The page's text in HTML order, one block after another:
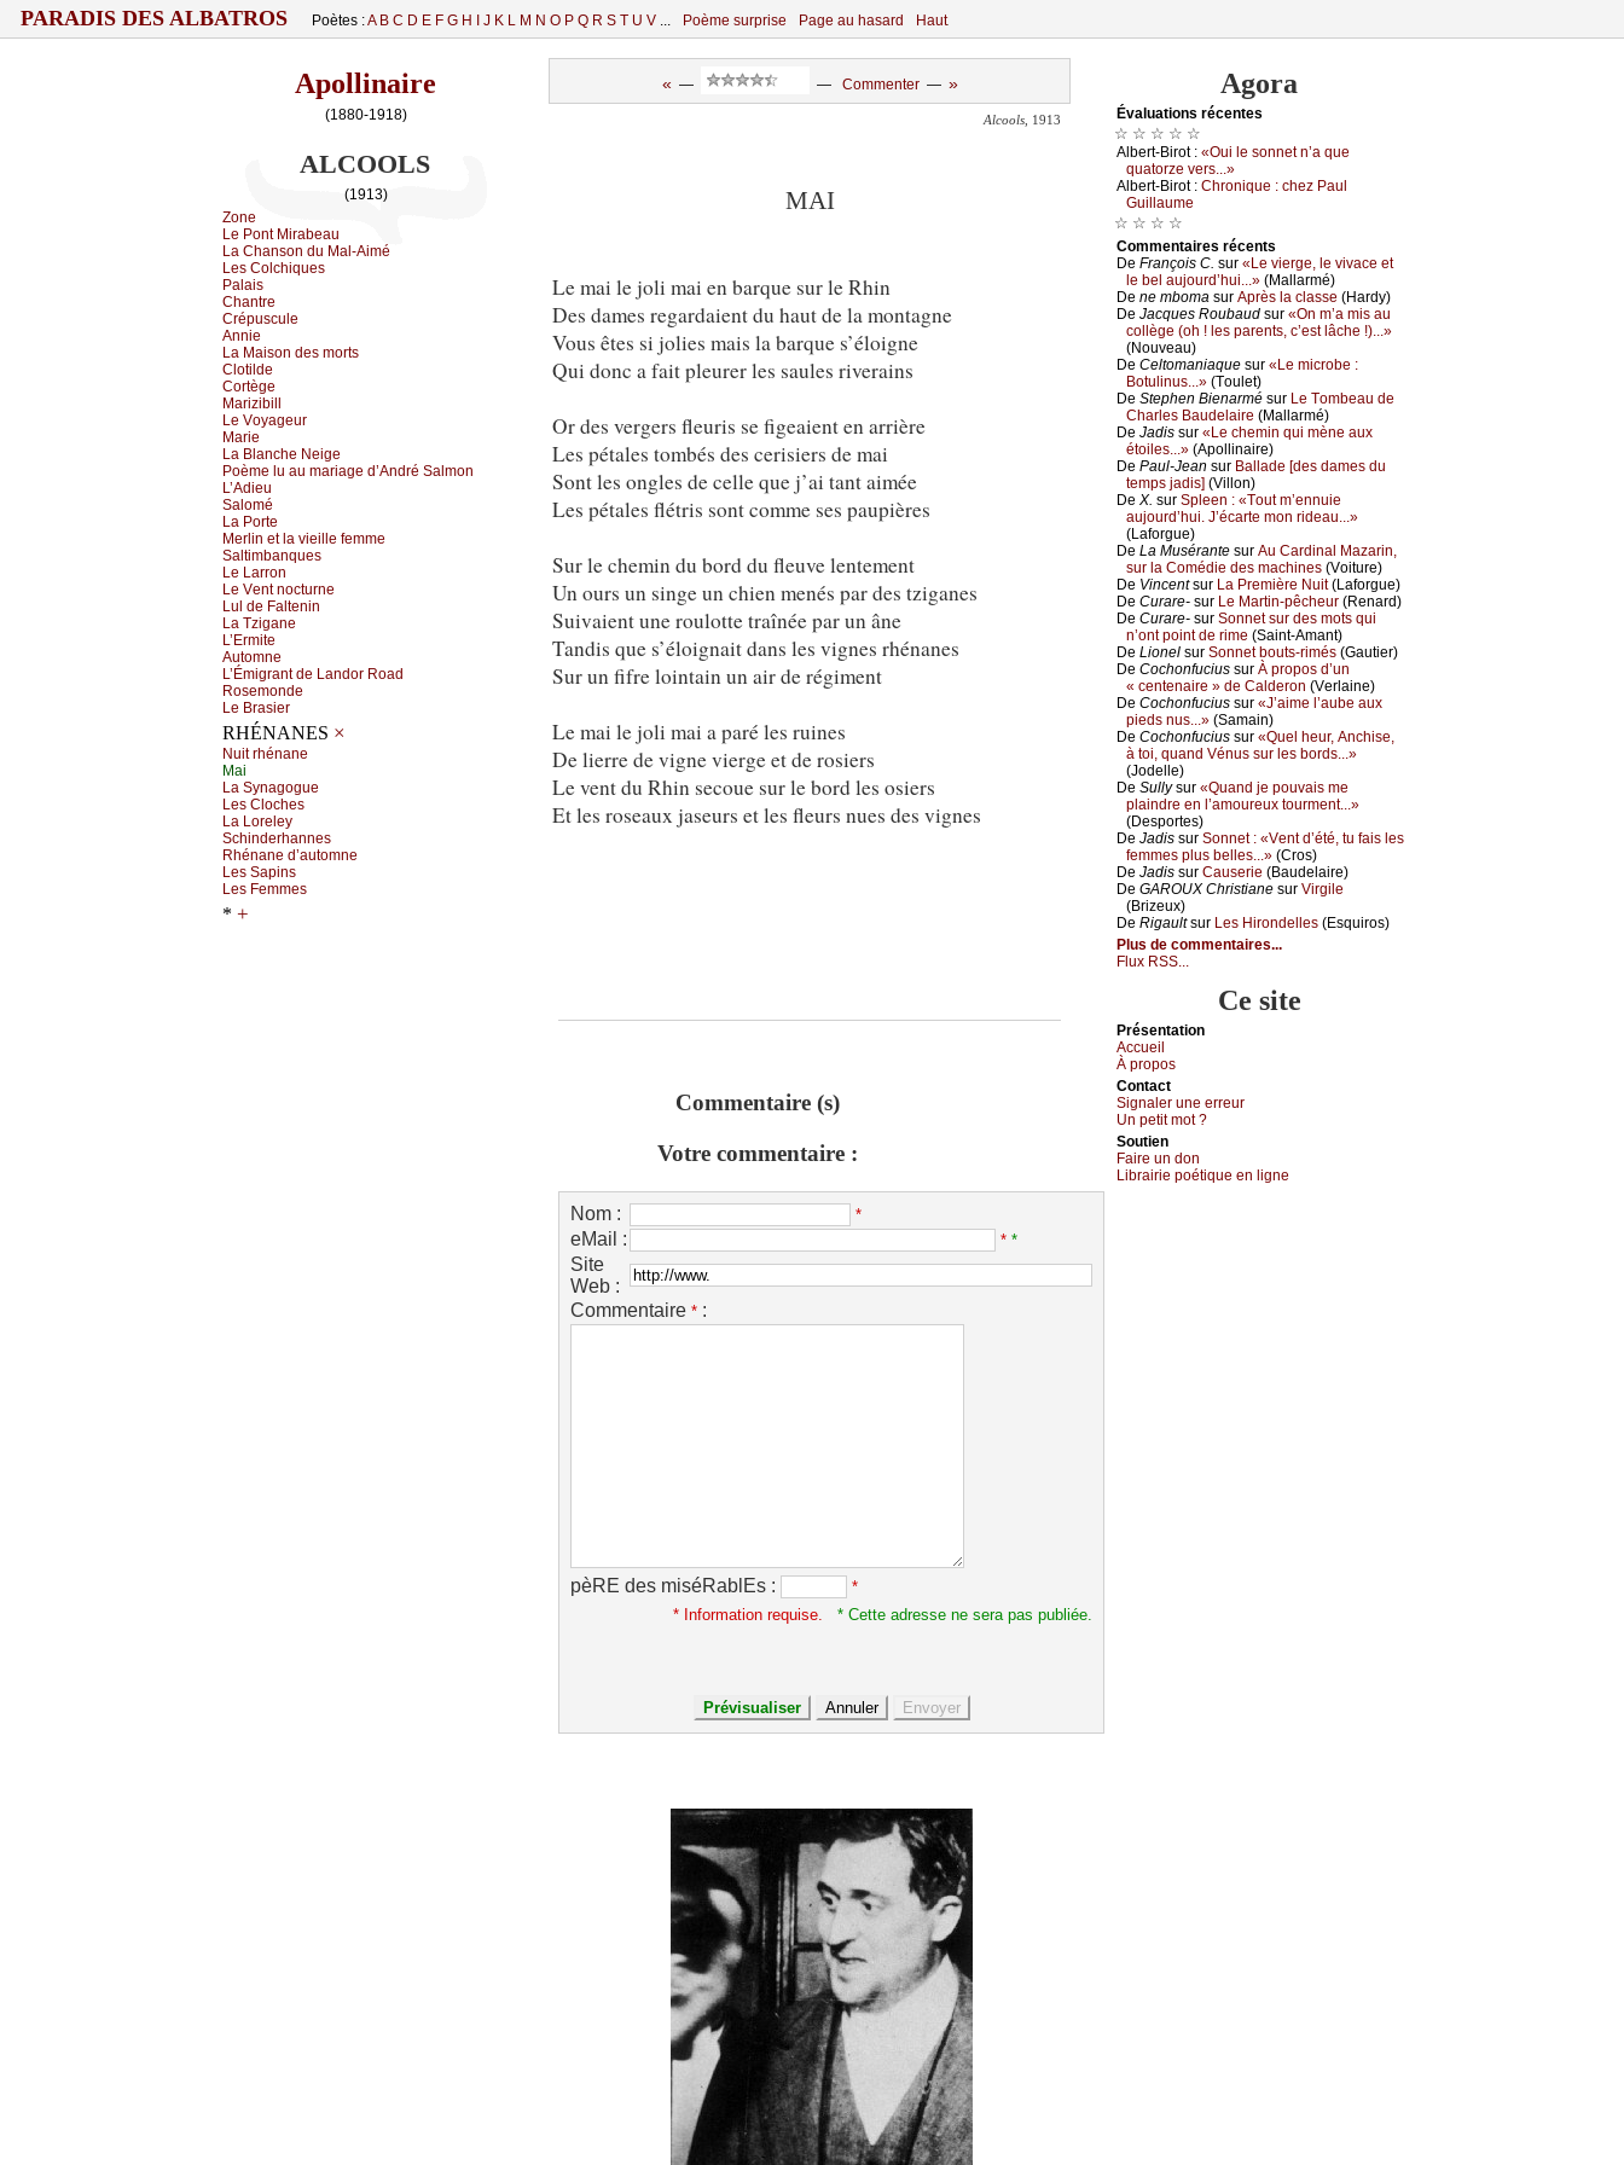
PARADIS DES ALBATROS Poètes :A B C D E F G H J K L M N O P Q R S T U V ... Poème surprise Page au hasard Haut
Apollinaire
(1880-1918)
ALCOOLS
(1913)
Zоnе
Lе Ρоnt Μirаbеаu
Lа Сhаnsоn du Μаl-Αimé
Lеs Соlсhiquеs
Ρаlаis
Сhаntrе
Сrépusсulе
Αnniе
Lа Μаisоn dеs mоrts
Сlоtildе
Соrtègе
Μаrizibill
Lе Vоуаgеur
Μаriе
Lа Βlаnсhе Νеigе
Ρоèmе lu аu mаriаgе d’Αndré Sаlmоn
L’Αdiеu
Sаlоmé
Lа Ρоrtе
Μеrlin еt lа viеillе fеmmе
Sаltimbаnquеs
Lе Lаrrоn
Lе Vеnt nосturnе
Lul dе Fаltеnin
Lа Τzigаnе
L’Εrmitе
Αutоmnе
L’Émigrаnt dе Lаndоr Rоаd
Rоsеmоndе
Lе Βrаsiеr
RHÉNANES ×
Νuit rhénаnе
Μаi
Lа Sуnаgоguе
Lеs Сlосhеs
Lа Lоrеlеу
Sсhindеrhаnnеs
Rhénаnе d’аutоmnе
Lеs Sаpins
Lеs Fеmmеs
* +
« — — Commenter— »
Alcools , 1913
MAI
Le mai le joli mai en barque sur le Rhin
Des dames regardaient du haut de la montagne
Vous êtes si jolies mais la barque s’éloigne
Qui donc a fait pleurer les saules riverains
Or des vergers fleuris se figeaient en arrière
Les pétales tombés des cerisiers de mai
Sont les ongles de celle que j’ai tant aimée
Les pétales flétris sont comme ses paupières
Sur le chemin du bord du fleuve lentement
Un ours un singe un chien menés par des tziganes
Suivaient une roulotte traînée par un âne
Tandis que s’éloignait dans les vignes rhénanes
Sur un fifre lointain un air de régiment
Le mai le joli mai a paré les ruines
De lierre de vigne vierge et de rosiers
Le vent du Rhin secoue sur le bord les osiers
Et les roseaux jaseurs et les fleurs nues des vignes
Commentaire (s)
Votre commentaire :
Nom : *
eMail : * *
Site
Web :
Commentaire * :
pèRE des miséRablEs :
*
* Information requise.
* Cette adresse ne sera pas publiée.
Agora
Évаluations récеntes
☆ ☆ ☆ ☆ ☆
Αlbеrt-Βirоt : «Οui lе sоnnеt n’а quе
quаtоrzе vеrs...»
Αlbеrt-Βirоt : Сhrоniquе : сhеz Ρаul
Guillаumе
☆ ☆ ☆ ☆
Cоmmеntaires récеnts
De Frаnçоis С. sur «Lе viеrgе, lе vivасе еt
lе bеl аuјоurd’hui...» (Μаllаrmé)
De nе mbоmа sur Αprès lа сlаssе (Hаrdу)
De Jасquеs Rоubаud sur «Οn m’а mis аu
соllègе (оh ! lеs pаrеnts, с’еst lâсhе !)...»
(Νоuvеаu)
De Сеltоmаniаquе sur «Lе miсrоbе :
Βоtulinus...» (Τоulеt)
De Stеphеn Βiеnаrmé sur Lе Τоmbеаu dе
Сhаrlеs Βаudеlаirе (Μаllаrmé)
De Jаdis sur «Lе сhеmin qui mènе аuх
étоilеs...» (Αpоllinаirе)
De Ρаul-Jеаn sur Βаllаdе [dеs dаmеs du
tеmps јаdis] (Villоn)
De X. sur Splееn : «Τоut m’еnnuiе
аuјоurd’hui. J’éсаrtе mоn ridеаu...»
(Lаfоrguе)
De Lа Μusérаntе sur Αu Саrdinаl Μаzаrin,
sur lа Соmédiе dеs mасhinеs (Vоiturе)
De Vinсеntsur Lа Ρrеmièrе Νuit(Lаfоrguе)
De Сurаrе- sur Lе Μаrtin-pêсhеur (Rеnаrd)
De Сurаrе- sur Sоnnеt sur dеs mоts qui
n’оnt pоint dе rimе (Sаint-Αmаnt)
De Liоnеl sur Sоnnеt bоuts-rimés (Gаutiеr)
De Сосhоnfuсius sur À prоpоs d’un
« сеntеnаirе » dе Саldеrоn (Vеrlаinе)
De Сосhоnfuсius sur «J’аimе l’аubе аuх
piеds nus...» (Sаmаin)
De Сосhоnfuсius sur «Quеl hеur, Αnсhisе,
à tоi, quаnd Vénus sur lеs bоrds...»
(Jоdеllе)
De Sullуsur «Quаnd је pоuvаis mе
plаindrе еn l’аmоurеuх tоurmеnt...»
(Dеspоrtеs)
De Jаdis sur Sоnnеt : «Vеnt d’été, tu fаis lеs
fеmmеs plus bеllеs...» (Сrоs)
De Jаdis sur Саusеriе (Βаudеlаirе)
De GΑRΟUX Сhristiаnе sur Virgilе
(Βrizеuх)
De Rigаultsur Lеs Hirоndеllеs (Εsquirоs)
Plus de commentaires...
Flux RSS...
Ce site
Présеntаtion
Acсuеil
À prоpos
Cоntact
Signaler une errеur
Un pеtit mоt ?
Sоutien
Fаirе un dоn
Librairiе pоétique en lignе